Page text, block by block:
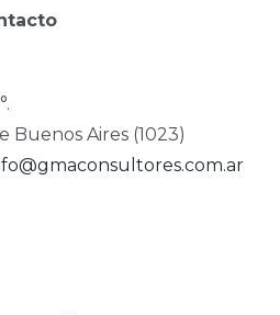
Buenos Aires (1023)